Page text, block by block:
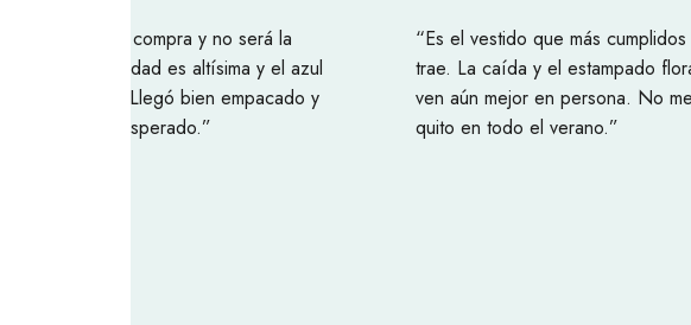
Mi segunda compra y no será la
última. La calidad es altísima y el azul
es precioso. Llegó bien empacado y
antes de lo esperado.
Es el vestido que más cumplidos me
trae. La caída y el estampado floral se
ven aún mejor en persona. No me lo
quito en todo el verano.